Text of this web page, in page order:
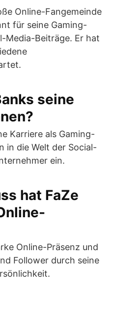
Online-Fangemeinde
für seine Gaming-
Media-Beiträge. Er hat
seine
Karriere als Gaming-
in die Welt der Social-
ein.
hat FaZe
Online-Präsenz und
Follower durch seine